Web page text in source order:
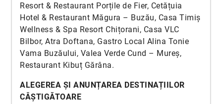
Resort & Restaurant Porțile de Fier, Cetățuia
Hotel & Restaurant Măgura – Buzău, Casa Timiș
Wellness & Spa Resort Chițorani, Casa VLC
Bilbor, Atra Doftana, Gastro Local Alina Tonie
Vama Buzăului, Valea Verde Cund – Mureș,
Restaurant Kibuț Gărâna.
ALEGEREA ȘI ANUNȚAREA DESTINAȚIILOR
CÂȘTIGĂTOARE